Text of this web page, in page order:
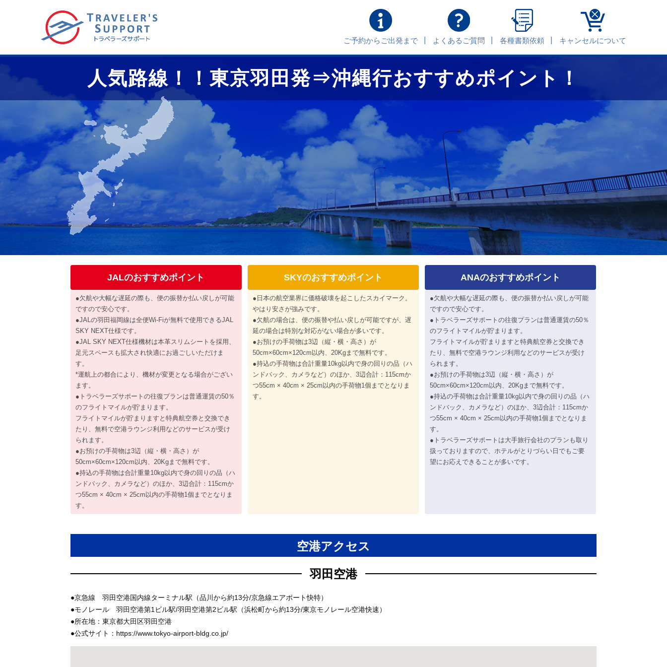
ご予約からご出発まで よくあるご質問 各種書類依頼 キャンセルについて
人気路線！！東京羽田発⇒沖縄行おすすめポイント！
JALのおすすめポイント
●欠航や大幅な遅延の際も、便の振替か払い戻しが可能
ですので安心です。
●JALの羽田福岡線は全便Wi-Fiが無料で使用できるJAL
SKY NEXT仕様です。
●JAL SKY NEXT仕様機材は本革スリムシートを採用、
足元スペースも拡大され快適にお過ごしいただけま
す。
*運航上の都合により、機材が変更となる場合がござい
ます。
●トラベラーズサポートの往復プランは普通運賃の50％
のフライトマイルが貯まります。
フライトマイルが貯まりますと特典航空券と交換でき
たり、無料で空港ラウンジ利用などのサービスが受け
られます。
●お預けの手荷物は3辺（縦・横・高さ）が
50cm×60cm×120cm以内、20Kgまで無料です。
●持込の手荷物は合計重量10kg以内で身の回りの品（ハ
ンドバック、カメラなど）のほか、3辺合計：115cmか
つ55cm × 40cm × 25cm以内の手荷物1個までとなりま
す。
SKYのおすすめポイント
●日本の航空業界に価格破壊を起こしたスカイマーク。
やはり安さが強みです。
●欠航の場合は、便の振替や払い戻しが可能ですが、遅
延の場合は特別な対応がない場合が多いです。
●お預けの手荷物は3辺（縦・横・高さ）が
50cm×60cm×120cm以内、20Kgまで無料です。
●持込の手荷物は合計重量10kg以内で身の回りの品（ハ
ンドバック、カメラなど）のほか、3辺合計：115cmか
つ55cm × 40cm × 25cm以内の手荷物1個までとなりま
す。
ANAのおすすめポイント
●欠航や大幅な遅延の際も、便の振替か払い戻しが可能
ですので安心です。
●トラベラーズサポートの往復プランは普通運賃の50％
のフライトマイルが貯まります。
フライトマイルが貯まりますと特典航空券と交換でき
たり、無料で空港ラウンジ利用などのサービスが受け
られます。
●お預けの手荷物は3辺（縦・横・高さ）が
50cm×60cm×120cm以内、20Kgまで無料です。
●持込の手荷物は合計重量10kg以内で身の回りの品（ハ
ンドバック、カメラなど）のほか、3辺合計：115cmか
つ55cm × 40cm × 25cm以内の手荷物1個までとなりま
す。
●トラベラーズサポートは大手旅行会社のプランも取り
扱っておりますので、ホテルがとりづらい日でもご要
望にお応えできることが多いです。
空港アクセス
羽田空港
●京急線 羽田空港国内線ターミナル駅（品川から約13分/京急線エアポート快特）
●モノレール 羽田空港第1ビル駅/羽田空港第2ビル駅（浜松町から約13分/東京モノレール空港快速）
●所在地：東京都大田区羽田空港
●公式サイト：https://www.tokyo-airport-bldg.co.jp/